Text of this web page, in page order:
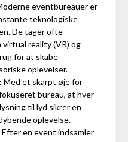
eventbureauer er
teknologiske
De tager ofte
reality (VR) og
for at skabe
oplevelser.
Med et skarpt øje for
bureau, at hver
til lyd sikrer en
oplevelse.
Efter en event indsamler